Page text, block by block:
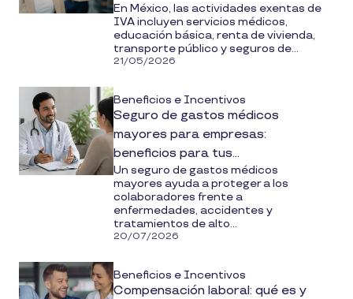
En México, las actividades exentas de
IVA incluyen servicios médicos,
educación básica, renta de vivienda,
transporte público y seguros de...
21/05/2026
Beneficios e Incentivos
Seguro de gastos médicos
mayores para empresas:
beneficios para tus
colaboradores y ventajas
fiscales
Un seguro de gastos médicos
mayores ayuda a proteger a los
colaboradores frente a
enfermedades, accidentes y
tratamientos de alto...
20/07/2026
Beneficios e Incentivos
Compensación laboral: qué es y